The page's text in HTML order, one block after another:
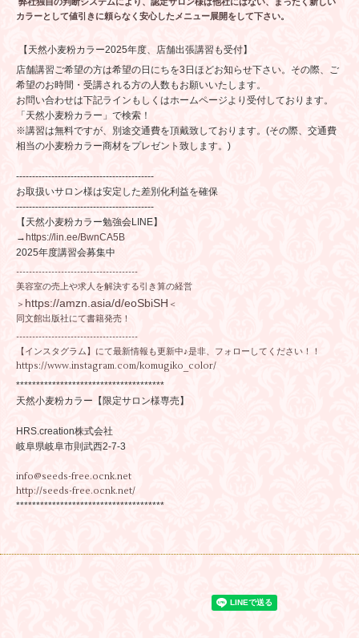
カラーとして値引きに頼らなく安心したメニュー展開をして下さい。
【天然小麦粉カラー2025年度、店舗出張講習も受付】
店舗講習ご希望の方は希望の日にちを3日ほどお知らせ下さい。その際、ご
希望のお時間・受講される方の人数もお願いいたします。
お問い合わせは下記ラインもしくはホームページより受付しております。
「天然小麦粉カラー」で検索！
※講習は無料ですが、別途交通費を頂戴致しております。(その際、交通費
相当の小麦粉カラー商材をプレゼント致します。)
-------------------------------------------
お取扱いサロン様は安定した差別化利益を確保
-------------------------------------------
【天然小麦粉カラー勉強会LINE】
→ https://lin.ee/BwnCA5B
2025年度講習会募集中
--------------------------------------
美容室の売上や求人を解決する引き算の経営
＞ https://amzn.asia/d/eoSbiSH ＜
同文館出版社にて書籍発売！
--------------------------------------
【インスタグラム】にて最新情報も更新中♪是非、フォローしてください！！
https://www.instagram.com/komugiko_color/
*************************************
天然小麦粉カラー【限定サロン様専売】
HRS.creation株式会社
岐阜県岐阜市則武西2-7-3
info@seeds-free.ocnk.net
http://seeds-free.ocnk.net/
*************************************